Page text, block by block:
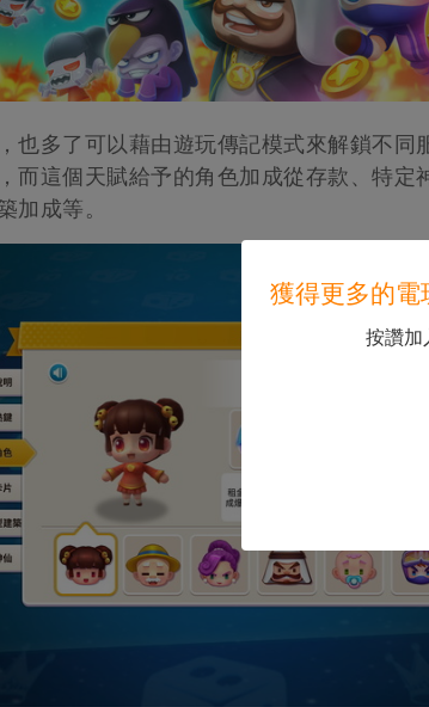
也多了可以藉由遊玩傳記模式來解鎖不同
而這個天賦給予的角色加成從存款、特定
加成等。
獲得更多的電
按讚加